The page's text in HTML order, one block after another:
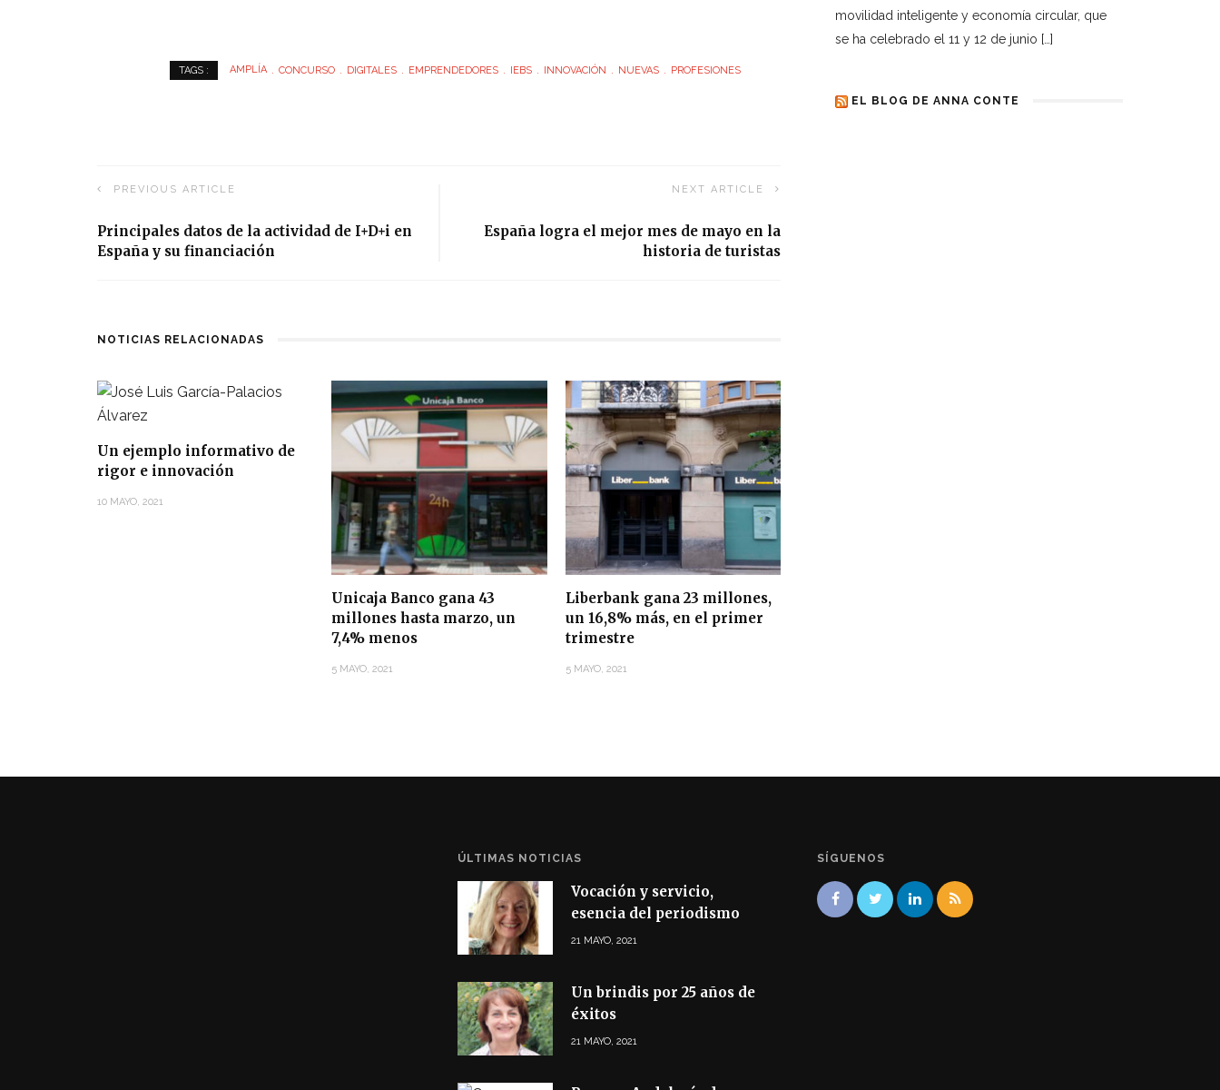
TAGS : AMPLÍA CONCURSO DIGITALES EMPRENDEDORES IEBS INNOVACIÓN NUEVAS PROFESIONES
PREVIOUS ARTICLE
Principales datos de la actividad de I+D+i en
España y su financiación
NEXT ARTICLE
España logra el mejor mes de mayo en la
historia de turistas
NOTICIAS RELACIONADAS
Un ejemplo informativo de
rigor e innovación
10 MAYO, 2021
Unicaja Banco gana 43
millones hasta marzo, un
7,4% menos
5 MAYO, 2021
Liberbank gana 23 millones,
un 16,8% más, en el primer
trimestre
5 MAYO, 2021
movilidad inteligente y economía circular, que
se ha celebrado el 11 y 12 de junio […]
EL BLOG DE ANNA CONTE
ÚLTIMAS NOTICIAS
Vocación y servicio,
esencia del periodismo
21 MAYO, 2021
Un brindis por 25 años de
éxitos
21 MAYO, 2021
SÍGUENOS